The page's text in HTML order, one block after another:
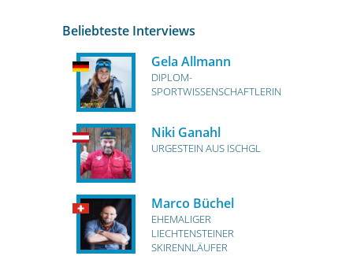
Beliebteste Interviews
Gela Allmann
DIPLOM-
SPORTWISSENSCHAFTLERIN
Niki Ganahl
URGESTEIN AUS ISCHGL
Marco Büchel
EHEMALIGER
LIECHTENSTEINER
SKIRENNLÄUFER